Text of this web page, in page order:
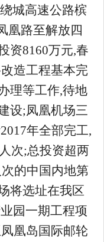
城高速公路槟
凰路至解放四
资8160万元,春
造工程基本完
理等工作,待地
设;凤凰机场三
年全部完工,
次;总投资超两
的中国内地第
将选址在我区
园一期工程项
凰岛国际邮轮